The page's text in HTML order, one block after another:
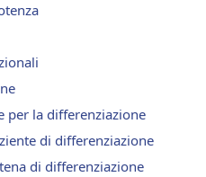
per la differenziazione
di differenziazione
di differenziazione